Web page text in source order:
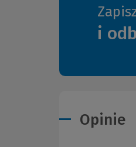
i
Opinie